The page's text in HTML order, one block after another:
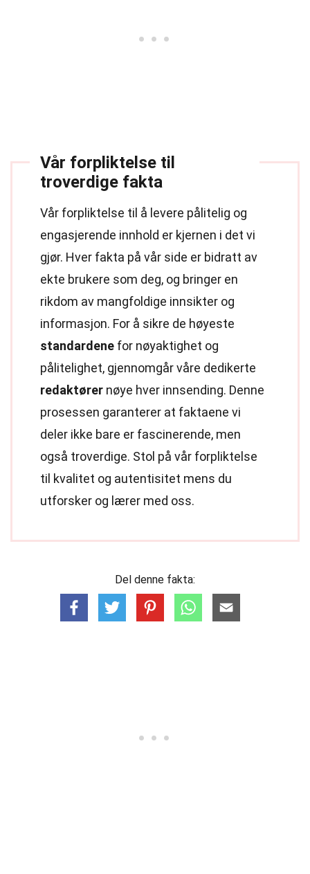
Vår forpliktelse til
troverdige fakta
Vår forpliktelse til å levere pålitelig og
engasjerende innhold er kjernen i det vi
gjør. Hver fakta på vår side er bidratt av
ekte brukere som deg, og bringer en
rikdom av mangfoldige innsikter og
informasjon. For å sikre de høyeste
standardene for nøyaktighet og
pålitelighet, gjennomgår våre dedikerte
redaktører nøye hver innsending. Denne
prosessen garanterer at faktaene vi
deler ikke bare er fascinerende, men
også troverdige. Stol på vår forpliktelse
til kvalitet og autentisitet mens du
utforsker og lærer med oss.
Del denne fakta: